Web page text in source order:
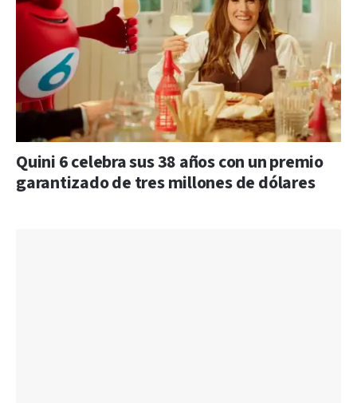
Quini 6 celebra sus 38 años con un premio
garantizado de tres millones de dólares